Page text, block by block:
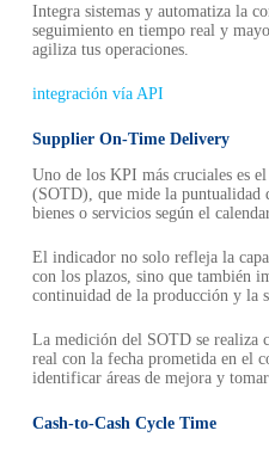
Integra sistemas y automatiza la
seguimiento en tiempo real y
agiliza tus operaciones.
integración vía API
Supplier On-Time Delivery
Uno de los KPI más cruciales es
(SOTD), que mide la puntualidad
bienes o servicios según el
El indicador no solo refleja la
con los plazos, sino que también
continuidad de la producción y la
La medición del SOTD se realiza
real con la fecha prometida en el
identificar áreas de mejora y
Cash-to-Cash Cycle Time